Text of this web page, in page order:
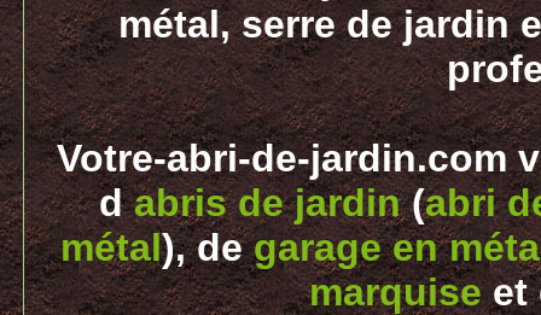
métal, serre de jardin
Votre-abri-de-jardin.com
dabris de jardin(abri
métal), degarage en
marquiseet